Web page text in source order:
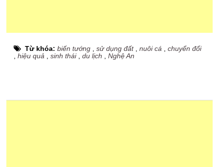
Từ khóa:biến tướng ,sử dụng đất,nuôi cá ,chuyển đổi
,hiệu quả ,sinh thái,du lịch ,Nghệ An